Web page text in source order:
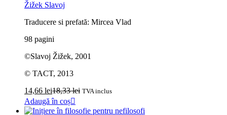
Žižek Slavoj
Traducere si prefată: Mircea Vlad
98 pagini
©Slavoj Žižek, 2001
© TACT, 2013
14,66 lei18,33lei TVA inclus
Adaugă în coș